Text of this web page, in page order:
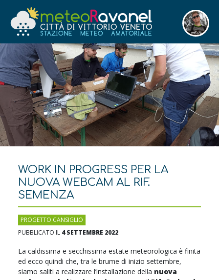
WORK IN PROGRESS PER LA
NUOVA WEBCAM AL RIF.
SEMENZA
PROGETTO CANSIGLIO
PUBBLICATO IL 4 SETTEMBRE 2022
La caldissima e secchissima estate meteorologica è finita
ed ecco quindi che, tra le brume di inizio settembre,
siamo saliti a realizzare l’installazione della nuova